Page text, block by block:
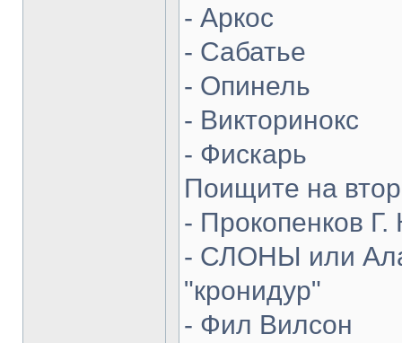
- Аркос
- Сабатье
- Опинель
- Викторинокс
- Фискарь
Поищите на
- Прокопенков Г.
- СЛОНЫ или
"кронидур"
- Фил Вилсон